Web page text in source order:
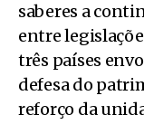
saberes a
entre
três países
defesa do
reforço da